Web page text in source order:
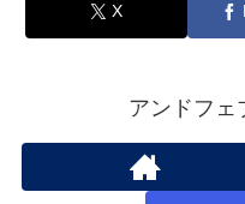
X
アンドフェ